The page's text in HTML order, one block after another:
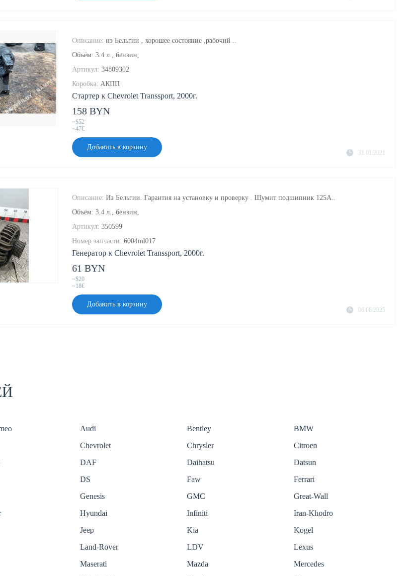
Стартер к Chevrolet Transsport, 2000г.
Описание: из Бельгии , хорошее состояние ,рабочий ..
Объём: 3.4 л., бензин,
Артикул: 34809302
Коробка: АКПП
31.01.2021
158 BYN
~$52
~47€
Добавить в корзину
Генератор к Chevrolet Transsport, 2000г.
Описание: Из Бельгии. Гарантия на установку и проверку . Шумит подшипник 125A..
Объём: 3.4 л., бензин,
Артикул: 350599
Номер запчасти: 6004ml017
06.06.2025
61 BYN
~$20
~18€
Добавить в корзину
Audi Bentley
BMW
Chevrolet Chrysler
Citroen
DAF Daihatsu
Datsun
DS Faw
Ferrari
Genesis GMC
Great-Wall
Hyundai Infiniti
Iran-Khodro
Jeep Kia
Kogel
Land-Rover LDV
Lexus
Maserati Mazda
Mercedes